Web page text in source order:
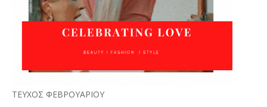
ΤΕΥΧΟΣ ΦΕΒΡΟΥΑΡΙΟΥ